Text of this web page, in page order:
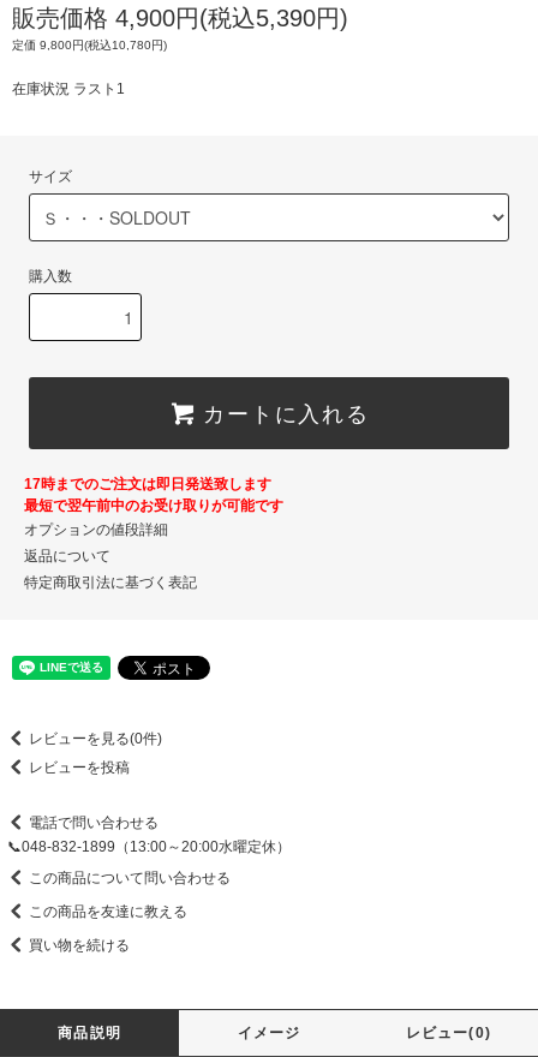
販売価格 4,900円(税込5,390円)
定価 9,800円(税込10,780円)
在庫状況 ラスト1
サイズ
購入数
カートに入れる
17時までのご注文は即日発送致します
最短で翌午前中のお受け取りが可能です
オプションの値段詳細
返品について
特定商取引法に基づく表記
レビューを見る(0件)
レビューを投稿
電話で問い合わせる
📞048-832-1899（13:00～20:00水曜定休）
この商品について問い合わせる
この商品を友達に教える
買い物を続ける
商品説明 イメージ レビュー(0)